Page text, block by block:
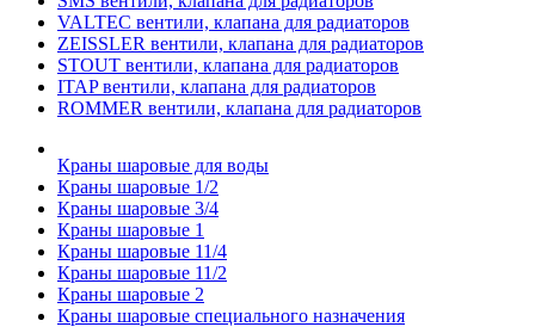
VALTEC вентили, клапана для радиаторов
ZEISSLER вентили, клапана для радиаторов
STOUT вентили, клапана для радиаторов
ITAP вентили, клапана для радиаторов
ROMMER вентили, клапана для радиаторов
Краны шаровые для воды
Краны шаровые 1/2
Краны шаровые 3/4
Краны шаровые 1
Краны шаровые 11/4
Краны шаровые 11/2
Краны шаровые 2
Краны шаровые специального назначения